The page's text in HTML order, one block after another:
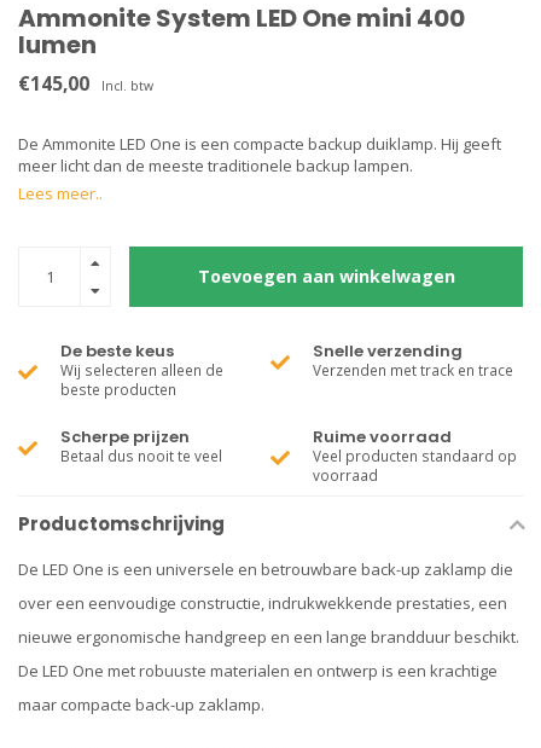
Ammonite System LED One mini 400
lumen
€145,00 Incl. btw
De Ammonite LED One is een compacte backup duiklamp. Hij geeft
meer licht dan de meeste traditionele backup lampen.
Lees meer..
Toevoegen aan winkelwagen
De beste keus
Wij selecteren alleen de
beste producten
Snelle verzending
Verzenden met track en trace
Scherpe prijzen
Betaal dus nooit te veel
Ruime voorraad
Veel producten standaard op
voorraad
Productomschrijving
De LED One is een universele en betrouwbare back-up zaklamp die
over een eenvoudige constructie, indrukwekkende prestaties, een
nieuwe ergonomische handgreep en een lange brandduur beschikt.
De LED One met robuuste materialen en ontwerp is een krachtige
maar compacte back-up zaklamp.